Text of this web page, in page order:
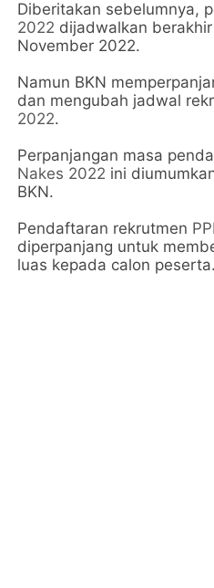
Diberitakan sebelumnya,
2022 dijadwalkan
November 2022.
Namun BKN
dan mengubah jadwal
2022.
Perpanjangan masa
Nakes 2022 ini
BKN.
Pendaftaran rekrutmen
diperpanjang untuk
luas kepada calon peserta.